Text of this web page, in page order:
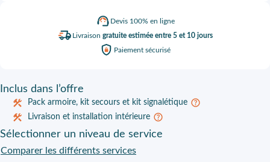
Devis 100% en ligne
Livraison gratuite estimée entre 5 et 10 jours
Paiement sécurisé
Inclus dans l’offre
Pack armoire, kit secours et kit signalétique
Livraison et installation intérieure
Sélectionner un niveau de service
Comparer les différents services